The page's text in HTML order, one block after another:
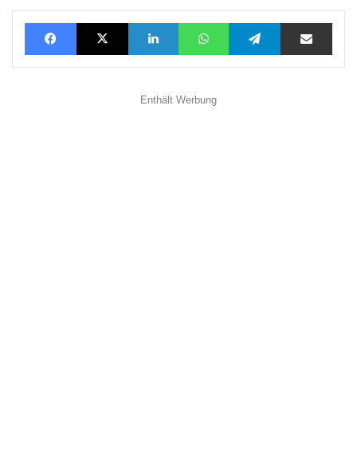
FacebookX LinkedInWhatsAppTelegramTeilen via E-Mail
Enthält Werbung